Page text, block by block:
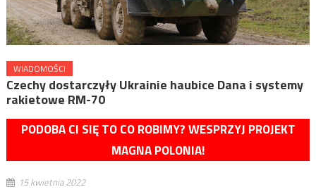
WIADOMOŚCI
Czechy dostarczyły Ukrainie haubice Dana i systemy
rakietowe RM-70
PODOBA CI SIĘ TO CO ROBIMY? WESPRZYJ PROJEKT
MAGNA POLONIA!
15 kwietnia 2022